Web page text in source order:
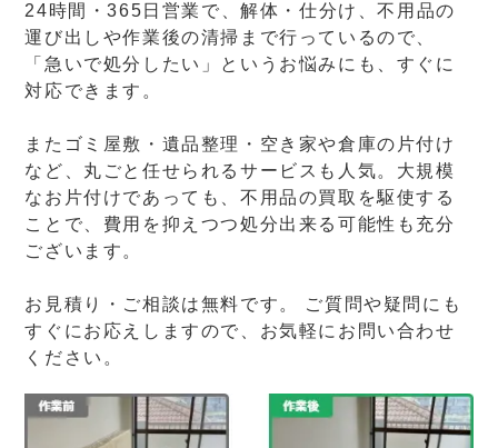
24時間・365日営業で、解体・仕分け、不用品の
運び出しや作業後の清掃まで行っているので、
「急いで処分したい」というお悩みにも、すぐに
対応できます。
またゴミ屋敷・遺品整理・空き家や倉庫の片付け
など、丸ごと任せられるサービスも人気。大規模
なお片付けであっても、不用品の買取を駆使する
ことで、費用を抑えつつ処分出来る可能性も充分
ございます。
お見積り・ご相談は無料です。 ご質問や疑問にも
すぐにお応えしますので、お気軽にお問い合わせ
ください。